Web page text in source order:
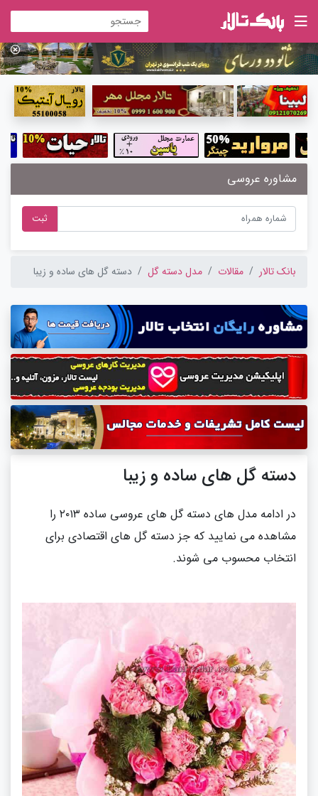
مشاوره عروسی
ثبت
بانک تالار مقالات مدل دسته گل دسته گل های ساده و زیبا
دسته گل های ساده و زیبا
در ادامه مدل های دسته گل های عروسی ساده ۲۰۱۳ را
مشاهده می نمایید که جز دسته گل های اقتصادی برای
انتخاب محسوب می شوند.